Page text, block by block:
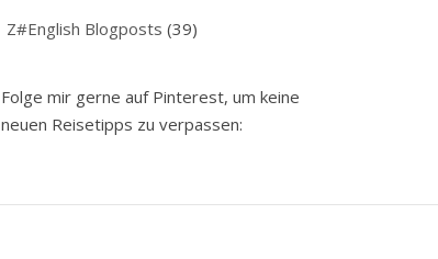
Z#English Blogposts (39)
Folge mir gerne auf Pinterest, um keine
neuen Reisetipps zu verpassen: